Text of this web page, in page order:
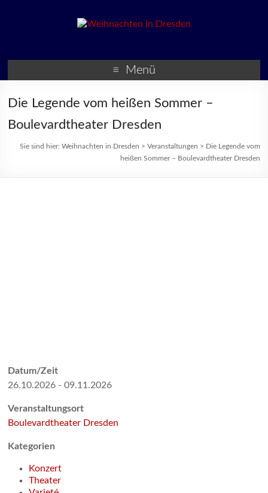
Veranstaltungen zur
Weihnachtszeit
Menü
Die Legende vom heißen Sommer –
Boulevardtheater Dresden
Sie sind hier: Weihnachten in Dresden > Veranstaltungen > Die Legende vom
heißen Sommer – Boulevardtheater Dresden
Datum/Zeit
26.10.2026 - 09.11.2026
Veranstaltungsort
Boulevardtheater Dresden
Kategorien
Konzert
Theater